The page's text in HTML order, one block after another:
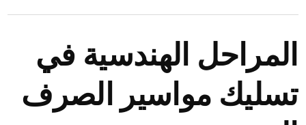
المراحل الهندسية في
تسليك مواسير الصرف